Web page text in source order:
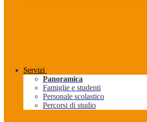
Servizi
Panoramica
Famiglie e studenti
Personale scolastico
Percorsi di studio